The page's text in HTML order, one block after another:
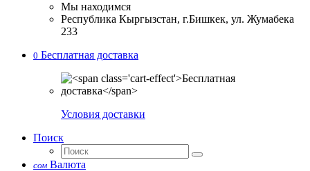
Мы находимся
Республика Кыргызстан, г.Бишкек, ул. Жумабека
233
0 Бесплатная доставка
Условия доставки
Поиск
сом Валюта